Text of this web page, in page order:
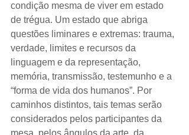
condição mesma de viver em estado
de trégua. Um estado que abriga
questões liminares e extremas: trauma,
verdade, limites e recursos da
linguagem e da representação,
memória, transmissão, testemunho e a
“forma de vida dos humanos”. Por
caminhos distintos, tais temas serão
considerados pelos participantes da
mesa, pelos ângulos da arte, da